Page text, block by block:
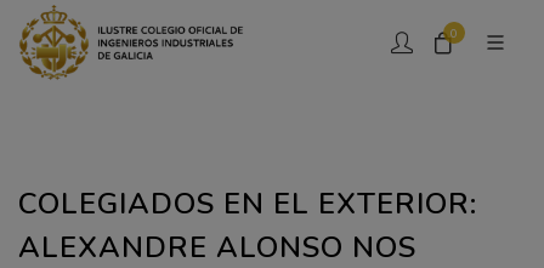
0
COLEGIADOS EN EL EXTERIOR:
ALEXANDRE ALONSO NOS